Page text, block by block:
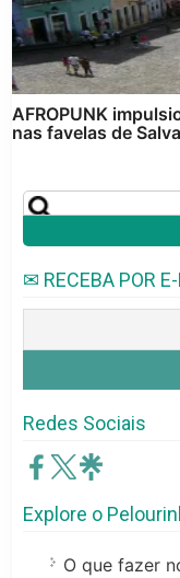
AFROPUNK
nas favelas de
✉ RECEBA POR
Redes Sociais
Explore o
O que fazer